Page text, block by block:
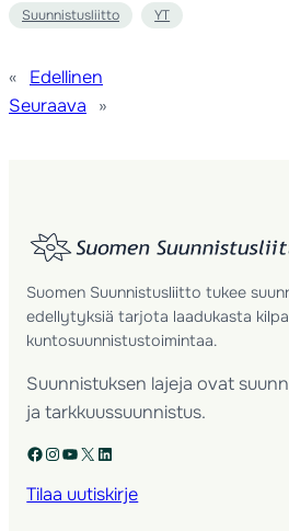
Suunnistusliitto YT
«
Edellinen
Seuraava
»
Suomen Suunnistusliitto tukee
edellytyksiä tarjota laadukasta
kuntosuunnistustoimintaa.
Suunnistuksen lajeja ovat
ja tarkkuussuunnistus.
Facebook Instagram YouTube X LinkedIn
Tilaa uutiskirje